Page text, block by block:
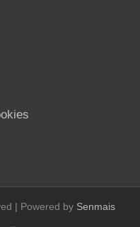
| Powered by Senmais